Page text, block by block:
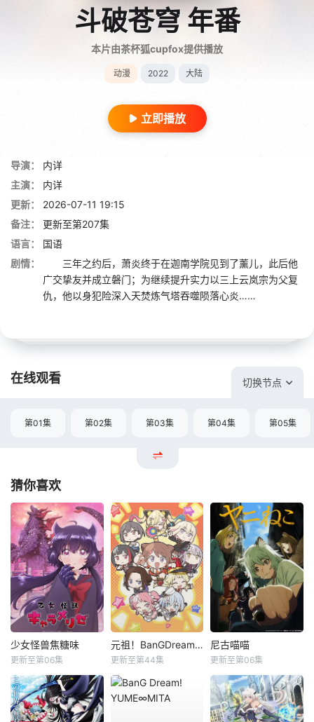
斗破苍穹 年番
本片由茶杯狐cupfox提供播放
动漫 2022 大陆
立即播放
导演：
内详
主演：
内详
更新：
2026-07-11 19:15
备注：
更新至第207集
语言：
国语
剧情：
三年之约后，萧炎终于在迦南学院见到了薰儿，此后他
广交挚友并成立磐门；为继续提升实力以三上云岚宗为父复
仇，他以身犯险深入天焚炼气塔吞噬陨落心炎……
在线观看 切换节点
第01集 第02集 第03集 第04集 第05集
猜你喜欢
少女怪兽焦糖味
更新至第06集
元祖！BanGDream酱
更新至第44集
尼古喵喵
更新至第06集